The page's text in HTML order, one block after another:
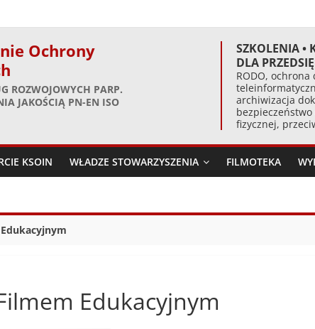
Ochrony
ROZWOJOWYCH PARP.
JAKOŚCIĄ PN-EN ISO
SZKOLENIA •
DLA
RODO,
archiwizacja
fizycznej,
KSOIN WŁADZE STOWARZYSZENIA FILMOTEKA
Edukacyjnym